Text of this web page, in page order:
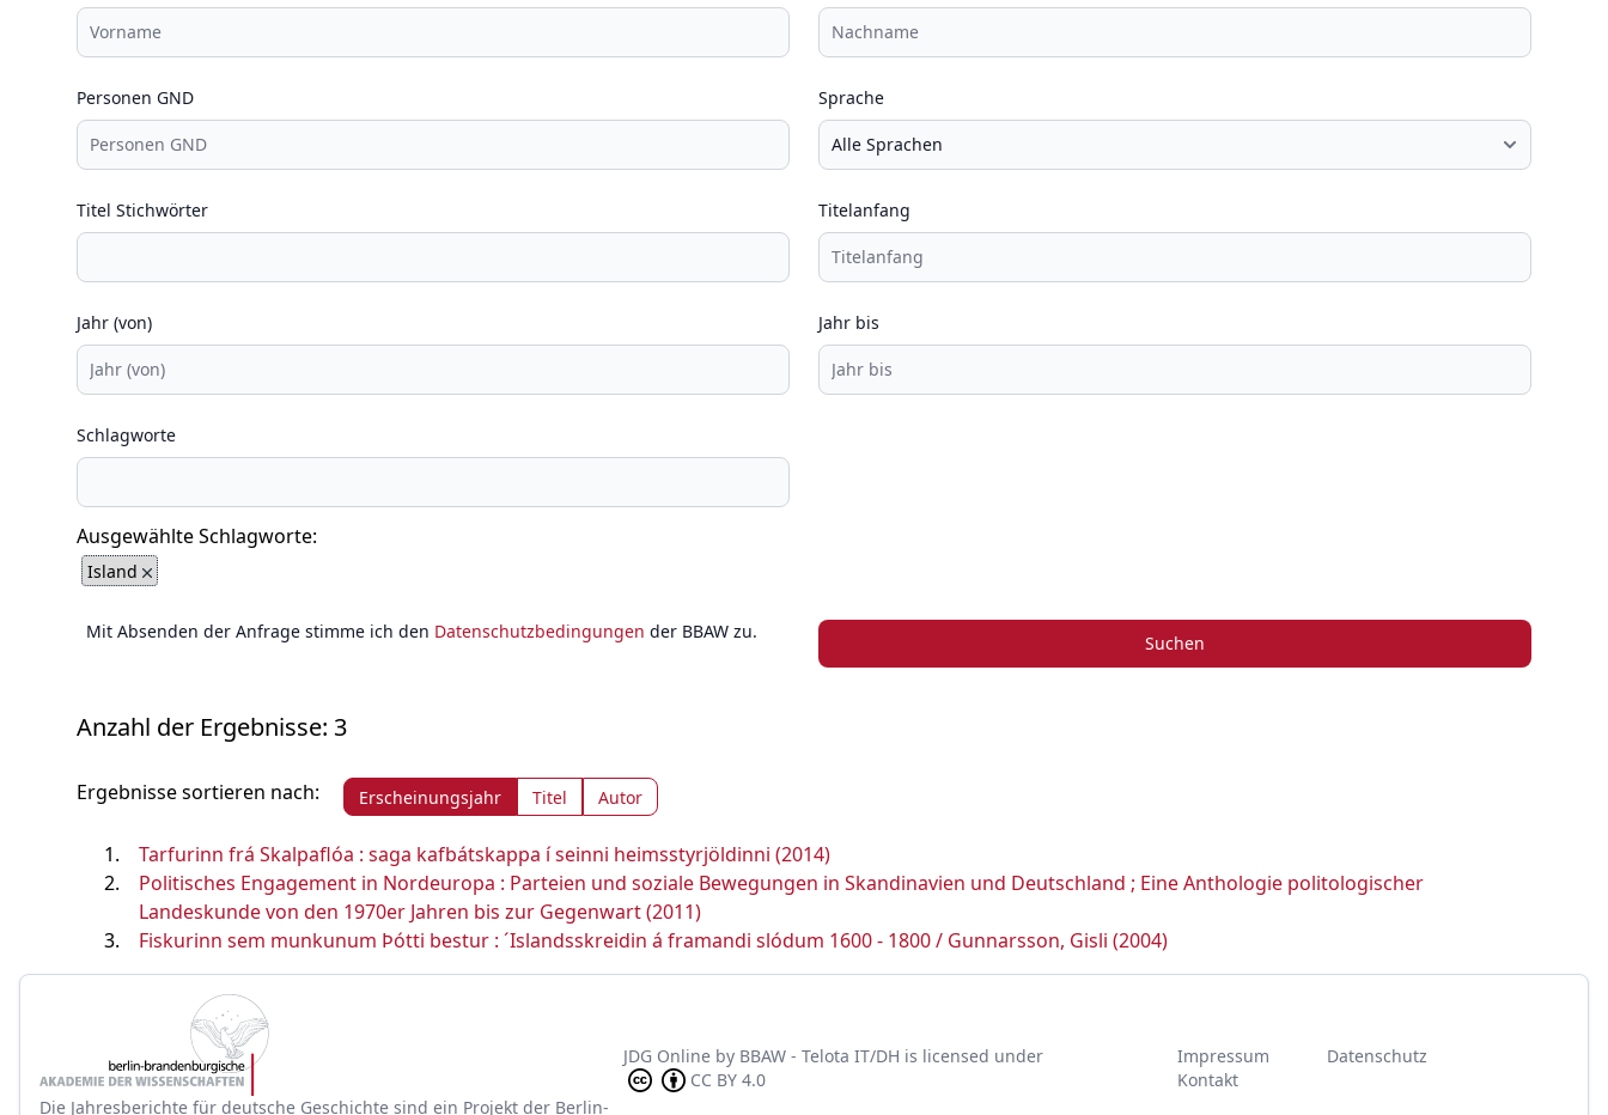
Personen GND Sprache
Titel Stichwörter Titelanfang
Jahr (von) Jahr bis
Schlagworte
Ausgewählte Schlagworte:
Island
Mit Absenden der Anfrage stimme ich den Datenschutzbedingungen der BBAW zu.
Suchen
Anzahl der Ergebnisse: 3
Ergebnisse sortieren nach: Erscheinungsjahr Titel Autor
Tarfurinn frá Skalpaflóa : saga kafbátskappa í seinni heimsstyrjöldinni (2014)
Politisches Engagement in Nordeuropa : Parteien und soziale Bewegungen in Skandinavien und Deutschland ; Eine Anthologie politologischer
Landeskunde von den 1970er Jahren bis zur Gegenwart (2011)
Fiskurinn sem munkunum Þótti bestur : ´Islandsskreidin á framandi slódum 1600 - 1800 / Gunnarsson, Gisli (2004)
Die Jahresberichte für deutsche Geschichte sind ein Projekt der Berlin-
JDG Onlineby BBAW - Telota IT/DH is licensed under
CC BY 4.0
Impressum
Datenschutz
Kontakt